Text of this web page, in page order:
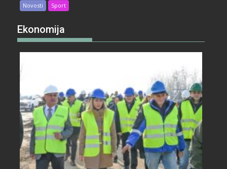
Novosti Sport
Ekonomija